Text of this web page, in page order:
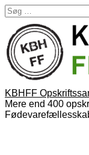
Søg
efter:
KBHFF
Mere end 400